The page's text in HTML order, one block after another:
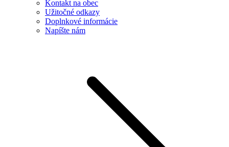
Kontakt na obec
Užitočné odkazy
Doplnkové informácie
Napíšte nám